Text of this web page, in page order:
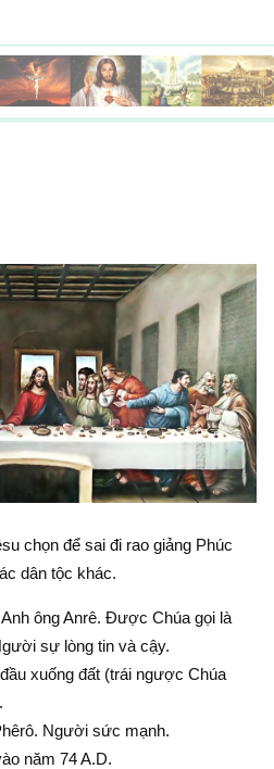
chọn để sai đi rao giảng Phúc
dân tộc khác.
ông Anrê. Ðược Chúa gọi là
sự lòng tin và cậy.
xuống đất (trái ngược Chúa
Người sức mạnh.
năm 74 A.D.